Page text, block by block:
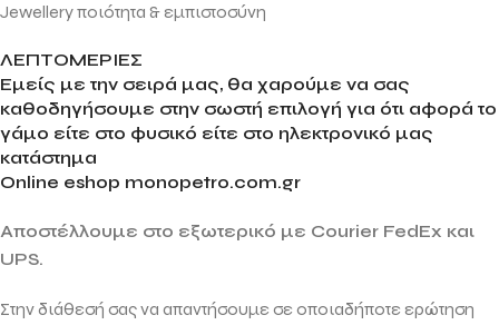
Jewelleryποιότητα & εμπιστοσύνη
ΛΕΠΤΟΜΕΡΙΕΣ
Εμείς με την σειρά μας, θα χαρούμε να σας
καθοδηγήσουμε στην σωστή επιλογή για ότι αφορά το
γάμο είτε στο φυσικό είτε στο ηλεκτρονικό μας
κατάστημα
Online eshop monopetro.com.gr
Αποστέλλουμε στο εξωτερικό με Courier FedEx και
UPS.
Στην διάθεσή σας να απαντήσουμε σε οποιαδήποτε ερώτηση